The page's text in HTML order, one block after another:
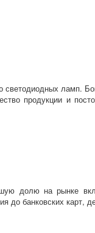
светодиодных ламп.
продукции и
долю на рынке
банковских карт,